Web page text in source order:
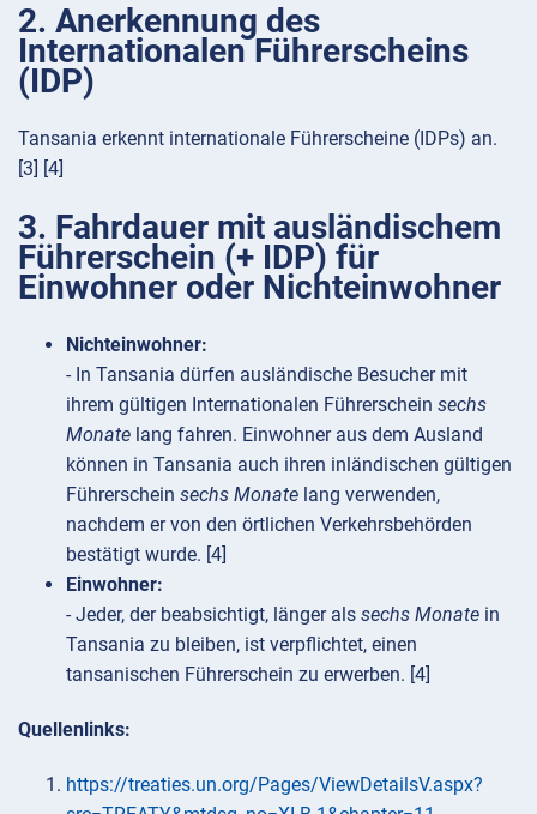
2. Anerkennung des
Internationalen Führerscheins
(IDP)
Tansania erkennt internationale Führerscheine (IDPs) an.
[3] [4]
3. Fahrdauer mit ausländischem
Führerschein (+ IDP) für
Einwohner oder Nichteinwohner
Nichteinwohner:
- In Tansania dürfen ausländische Besucher mit
ihrem gültigen Internationalen Führerschein sechs
Monate lang fahren. Einwohner aus dem Ausland
können in Tansania auch ihren inländischen gültigen
Führerschein sechs Monate lang verwenden,
nachdem er von den örtlichen Verkehrsbehörden
bestätigt wurde. [4]
Einwohner:
- Jeder, der beabsichtigt, länger als sechs Monate in
Tansania zu bleiben, ist verpflichtet, einen
tansanischen Führerschein zu erwerben. [4]
Quellenlinks:
https://treaties.un.org/Pages/ViewDetailsV.aspx?